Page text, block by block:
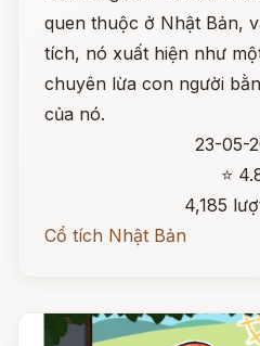
quen thuộc ở Nhật Bản,
tích, nó xuất hiện như
chuyên lừa con người
của nó.
23-05-
⭐
4,185
Cổ tích Nhật Bản